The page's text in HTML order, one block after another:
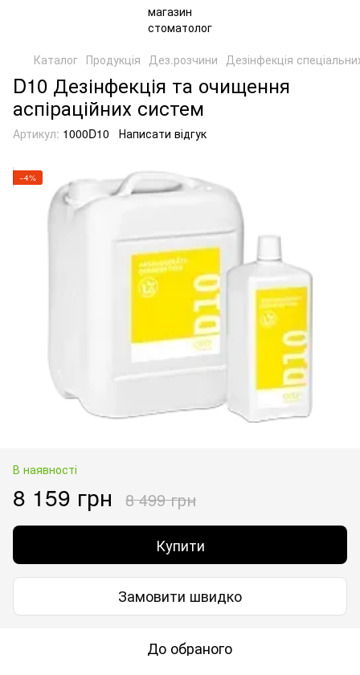
Каталог Продукція Дез.розчини Дезінфекція
D10 Дезінфекція та очищення
аспіраційних систем
Артикул: 1000D10 Написати відгук
−4%
В наявності
8 159 грн 8 499 грн
Купити
Замовити швидко
До обраного